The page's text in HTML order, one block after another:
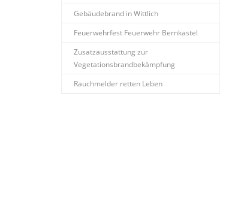
Gebäudebrand in Wittlich
Feuerwehrfest Feuerwehr Bernkastel
Zusatzausstattung zur
Vegetationsbrandbekämpfung
Rauchmelder retten Leben